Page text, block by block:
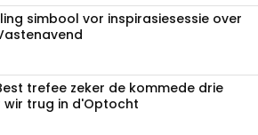
simbool vor inspirasiesessie over
trefee zeker de kommede drie
wir trug in d'Optocht